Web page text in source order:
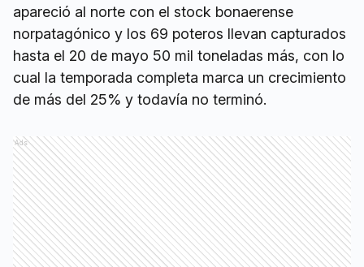
apareció al norte con el stock bonaerense
norpatagónico y los 69 poteros llevan capturados
hasta el 20 de mayo 50 mil toneladas más, con lo
cual la temporada completa marca un crecimiento
de más del 25% y todavía no terminó.
Ads